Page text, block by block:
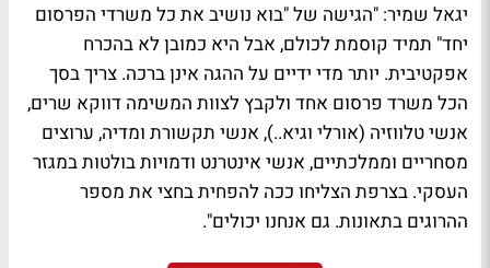
יגאל שמיר: "הגישה של "בוא נושיב את כל משרדי הפרסום
יחד" תמיד קוסמת לכולם, אבל היא כמובן לא בהכרח
אפקטיבית. יותר מדי ידיים על ההגה אינן ברכה. צריך בסך
הכל משרד פרסום אחד ולקבץ לצוות המשימה דווקא שרים,
אנשי טלווזיה (אורלי וגיא..), אנשי תקשורת ומדיה, ערוצים
מסחריים וממלכתיים, אנשי אינטרנט ודמויות בולטות במגזר
העסקי. בצרפת הצליחו ככה להפחית בחצי את מספר
ההרוגים בתאונות. גם אנחנו יכולים".